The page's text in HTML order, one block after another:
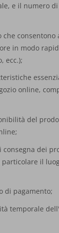
e il numero
consentono
in modo
ecc.);
online,
del
dei
il
di pagamento;
temporale